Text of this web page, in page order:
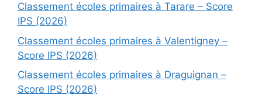
Classement écoles primaires à Tarare – Score
IPS (2026)
Classement écoles primaires à Valentigney –
Score IPS (2026)
Classement écoles primaires à Draguignan –
Score IPS (2026)